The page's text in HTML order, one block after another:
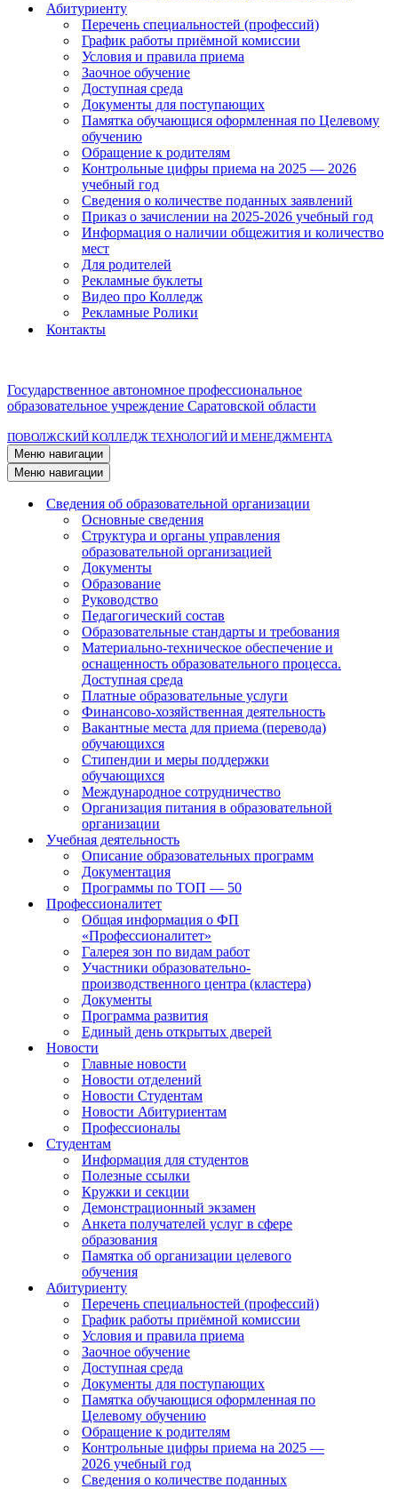
Абитуриенту
Перечень специальностей (профессий)
График работы приёмной комиссии
Условия и правила приема
Заочное обучение
Доступная среда
Документы для поступающих
Памятка обучающися оформленная по Целевому
обучению
Обращение к родителям
Контрольные цифры приема на 2025 — 2026
учебный год
Сведения о количестве поданных заявлений
Приказ о зачислении на 2025-2026 учебный год
Информация о наличии общежития и количество
мест
Для родителей
Рекламные буклеты
Видео про Колледж
Рекламные Ролики
Контакты
Государственное автономное профессиональное
образовательное учреждение Саратовской области
ПОВОЛЖСКИЙ КОЛЛЕДЖ ТЕХНОЛОГИЙ И МЕНЕДЖМЕНТА
Меню навигации
Меню навигации
Сведения об образовательной организации
Основные сведения
Структура и органы управления
образовательной организацией
Документы
Образование
Руководство
Педагогический состав
Образовательные стандарты и требования
Материально-техническое обеспечение и
оснащенность образовательного процесса.
Доступная среда
Платные образовательные услуги
Финансово-хозяйственная деятельность
Вакантные места для приема (перевода)
обучающихся
Стипендии и меры поддержки
обучающихся
Международное сотрудничество
Организация питания в образовательной
организации
Учебная деятельность
Описание образовательных программ
Документация
Программы по ТОП — 50
Профессионалитет
Общая информация о ФП
«Профессионалитет»
Галерея зон по видам работ
Участники образовательно-
производственного центра (кластера)
Документы
Программа развития
Единый день открытых дверей
Новости
Главные новости
Новости отделений
Новости Студентам
Новости Абитуриентам
Профессионалы
Студентам
Информация для студентов
Полезные ссылки
Кружки и секции
Демонстрационный экзамен
Анкета получателей услуг в сфере
образования
Памятка об организации целевого
обучения
Абитуриенту
Перечень специальностей (профессий)
График работы приёмной комиссии
Условия и правила приема
Заочное обучение
Доступная среда
Документы для поступающих
Памятка обучающися оформленная по
Целевому обучению
Обращение к родителям
Контрольные цифры приема на 2025 —
2026 учебный год
Сведения о количестве поданных